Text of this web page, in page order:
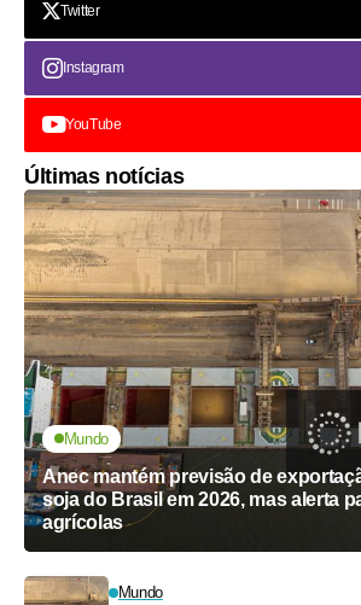
Twitter
Instagram
YouTube
Últimas notícias
Mundo
Anec mantém previsão de
soja do Brasil em 2026, mas alerta
agrícolas
Mundo